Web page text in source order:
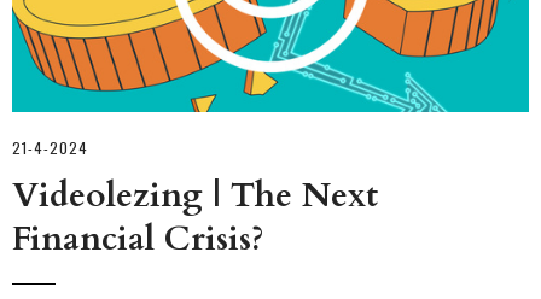
21-4-2024
Videolezing | The Next
Financial Crisis?